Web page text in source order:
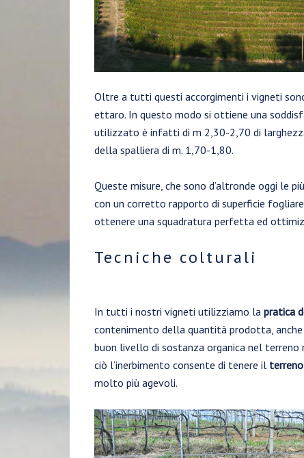
Oltre a tutti questi accorgimenti i vigneti
ettaro. In questo modo si ottiene una
utilizzato è infatti di m 2,30-2,70 di
della spalliera di m. 1,70-1,80.
Queste misure, che sono d’altronde oggi le
con un corretto rapporto di superficie
ottenere una squadratura perfetta ed
Tecniche colturali
In tutti i nostri vigneti utilizziamo la pratica
contenimento della quantità prodotta,
buon livello di sostanza organica nel
ciò l’inerbimento consente di tenere il
molto più agevoli.